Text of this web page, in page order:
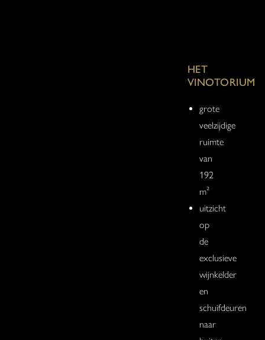
HET
VINOTORIUM
grote
veelzijdige
ruimte
van
192
m²
uitzicht
op
de
exclusieve
wijnkelder
en
schuifdeuren
naar